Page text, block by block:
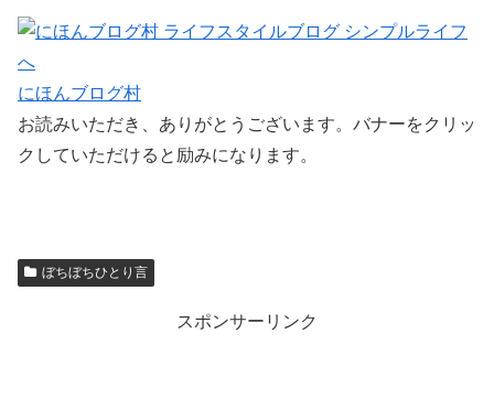
にほんブログ村
お読みいただき、ありがとうございます。バナーをクリッ
クしていただけると励みになります。
ぼちぼちひとり言
スポンサーリンク